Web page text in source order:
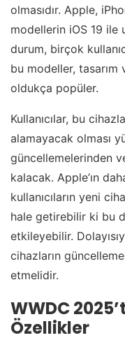
olmasıdır. Apple,
modellerin iOS 19 ile
durum, birçok
bu modeller, tasarım
oldukça popüler.
Kullanıcılar, bu
alamayacak olması
güncellemelerinden
kalacak. Apple’ın
kullanıcıların yeni
hale getirebilir ki bu
etkileyebilir.
cihazların
etmelidir.
WWDC
Özellikler